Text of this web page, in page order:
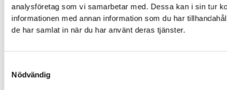
analysföretag som vi samarbetar med. Dessa kan i sin tur
informationen med annan information som du har
de har samlat in när du har använt deras tjänster.
Nödvändig